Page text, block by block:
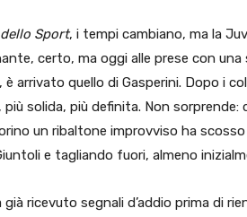
Sport, i tempi cambiano, ma la
certo, ma oggi alle prese con una
arrivato quello di Gasperini. Dopo i
solida, più definita. Non sorprende:
un ribaltone improvviso ha
e tagliando fuori, almeno
ricevuto segnali d’addio prima di